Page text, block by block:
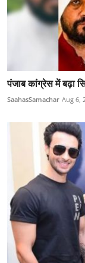
पंजाब कांग्रेस में बढ़ा
SaahasSamachar Aug 6,